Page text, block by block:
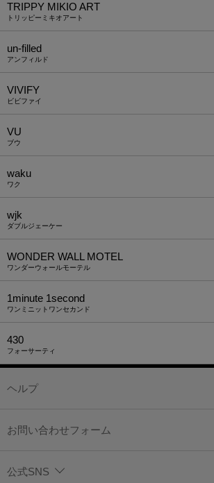
TRIPPY MIKIO ART
トリッピーミキオアート
un-filled
アンフィルド
VIVIFY
ビビファイ
VU
ブウ
waku
ワク
wjk
ダブルジェーケー
WONDER WALL MOTEL
ワンダーウォールモーテル
1minute​ 1second
ワンミニットワンセカンド
430
フォーサーティ
ヘルプ
お問い合わせフォーム
公式SNS